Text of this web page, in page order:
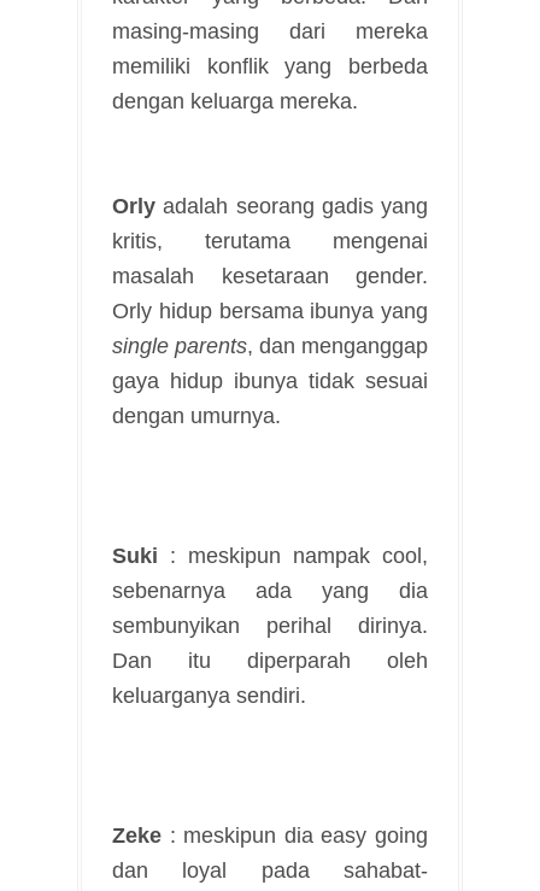
masing-masing dari mereka
memiliki konflik yang berbeda
dengan keluarga mereka.
Orly adalah seorang gadis yang
kritis, terutama mengenai
masalah kesetaraan gender.
Orly hidup bersama ibunya yang
single parents, dan menganggap
gaya hidup ibunya tidak sesuai
dengan umurnya.
Suki : meskipun nampak cool,
sebenarnya ada yang dia
sembunyikan perihal dirinya.
Dan itu diperparah oleh
keluarganya sendiri.
Zeke : meskipun dia easy going
dan loyal pada sahabat-